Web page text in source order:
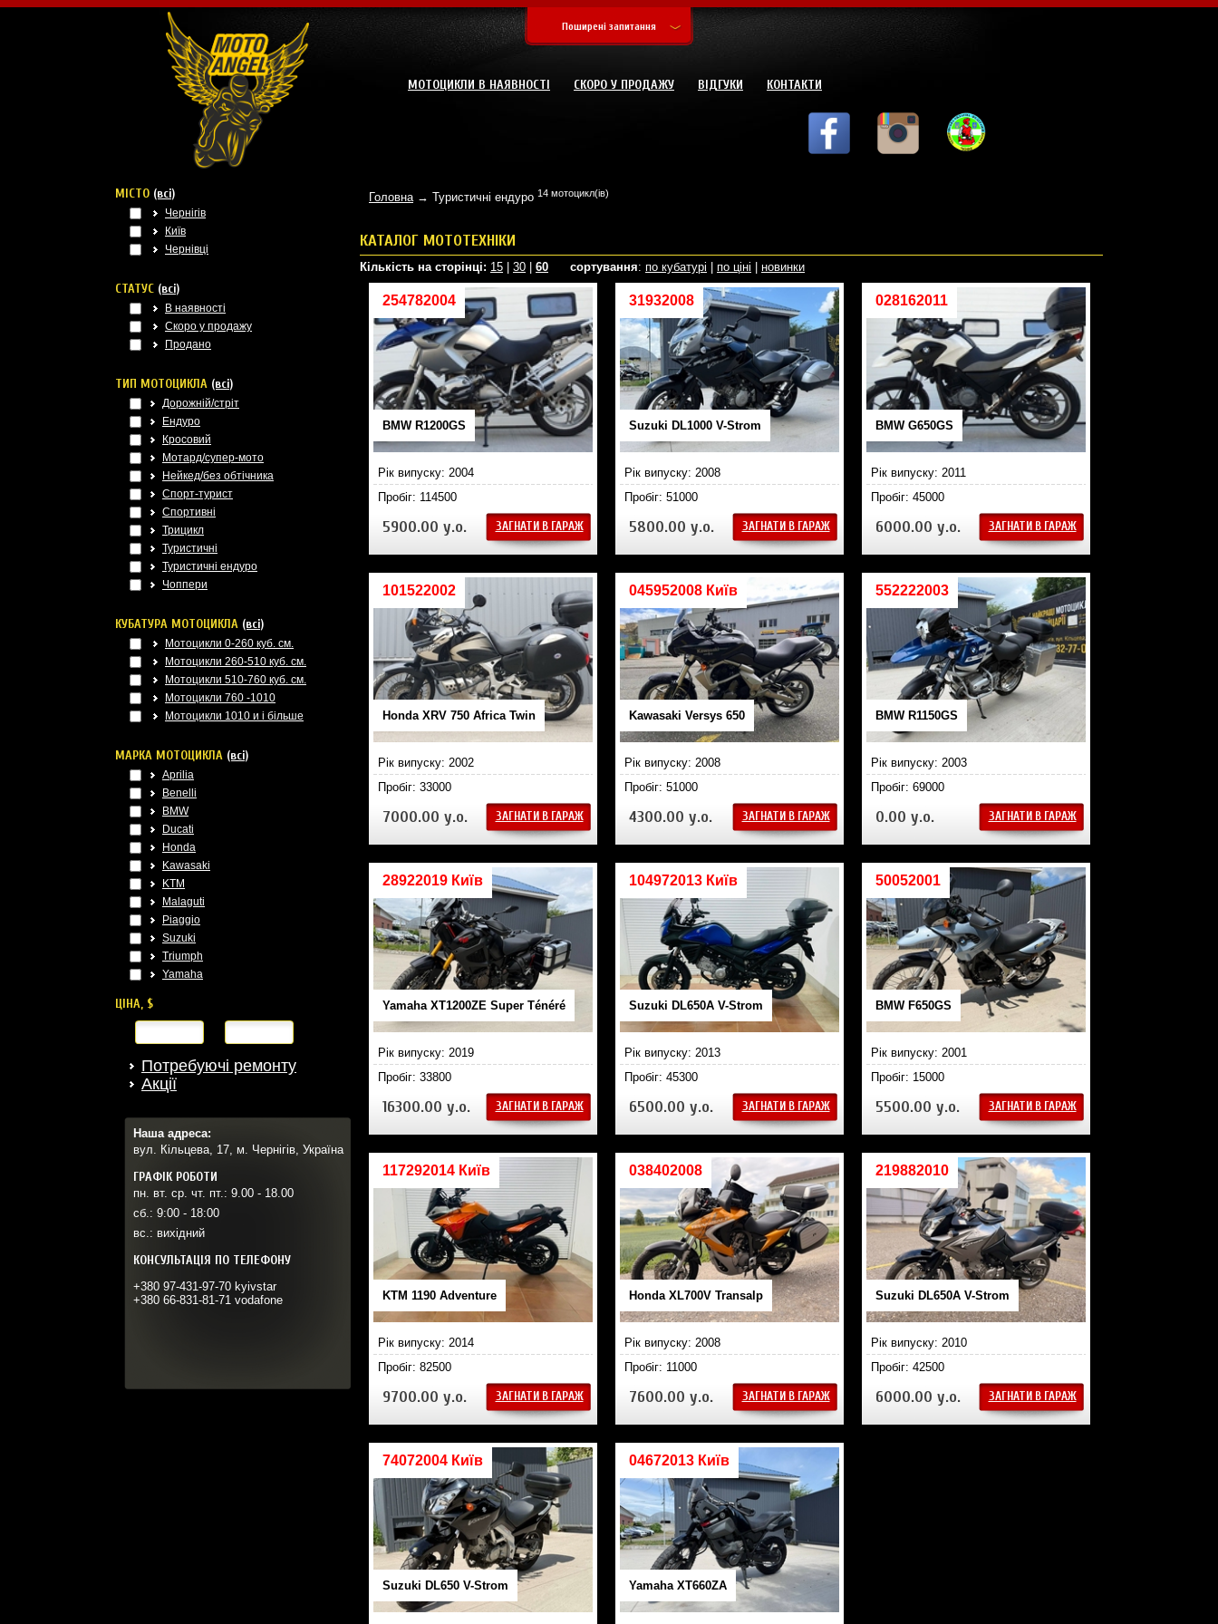
Поширені запитання
МОТОЦИКЛИ В НАЯВНОСТІ СКОРО У ПРОДАЖУ ВІДГУКИ КОНТАКТИ
Головна→ Туристичні ендуро 14 мотоцикл(ів)
КАТАЛОГ МОТОТЕХНІКИ
Кількість на сторінці: 15 30 60 сортування: по кубатурі по ціні новинки
254782004
BMW R1200GS
Рік випуску: 2004
Пробіг: 114500
5900.00 у.о. ЗАГНАТИ В ГАРАЖ
31932008
Suzuki DL1000 V-Strom
Рік випуску: 2008
Пробіг: 51000
5800.00 у.о. ЗАГНАТИ В ГАРАЖ
028162011
BMW G650GS
Рік випуску: 2011
Пробіг: 45000
6000.00 у.о. ЗАГНАТИ В ГАРАЖ
101522002
Honda XRV 750 Africa Twin
Рік випуску: 2002
Пробіг: 33000
7000.00 у.о. ЗАГНАТИ В ГАРАЖ
045952008 Київ
Kawasaki Versys 650
Рік випуску: 2008
Пробіг: 51000
4300.00 у.о. ЗАГНАТИ В ГАРАЖ
552222003
BMW R1150GS
Рік випуску: 2003
Пробіг: 69000
0.00 у.о. ЗАГНАТИ В ГАРАЖ
28922019 Київ
Yamaha XT1200ZE Super Ténéré
Рік випуску: 2019
Пробіг: 33800
16300.00 у.о. ЗАГНАТИ В ГАРАЖ
104972013 Київ
Suzuki DL650A V-Strom
Рік випуску: 2013
Пробіг: 45300
6500.00 у.о. ЗАГНАТИ В ГАРАЖ
50052001
BMW F650GS
Рік випуску: 2001
Пробіг: 15000
5500.00 у.о. ЗАГНАТИ В ГАРАЖ
117292014 Київ
KTM 1190 Adventure
Рік випуску: 2014
Пробіг: 82500
9700.00 у.о. ЗАГНАТИ В ГАРАЖ
038402008
Honda XL700V Transalp
Рік випуску: 2008
Пробіг: 11000
7600.00 у.о. ЗАГНАТИ В ГАРАЖ
219882010
Suzuki DL650A V-Strom
Рік випуску: 2010
Пробіг: 42500
6000.00 у.о. ЗАГНАТИ В ГАРАЖ
74072004 Київ
Suzuki DL650 V-Strom
04672013 Київ
Yamaha XT660ZA
МІСТО (всі)
Чернігів
Київ
Чернівці
СТАТУС (всі)
В наявності
Скоро у продажу
Продано
ТИП МОТОЦИКЛА (всі)
Дорожній/стріт
Ендуро
Кросовий
Мотард/супер-мото
Нейкед/без обтічника
Спорт-турист
Спортивні
Трицикл
Туристичні
Туристичні ендуро
Чоппери
КУБАТУРА МОТОЦИКЛА (всі)
Мотоцикли 0-260 куб. см.
Мотоцикли 260-510 куб. см.
Мотоцикли 510-760 куб. см.
Мотоцикли 760 -1010
Мотоцикли 1010 и і більше
МАРКА МОТОЦИКЛА (всі)
Aprilia
Benelli
BMW
Ducati
Honda
Kawasaki
KTM
Malaguti
Piaggio
Suzuki
Triumph
Yamaha
ЦІНА, $
Потребуючі ремонту
Акції
Наша адреса:
вул. Кільцева, 17, м. Чернігів, Україна
ГРАФІК РОБОТИ
пн. вт. ср. чт. пт.: 9.00 - 18.00
сб.: 9:00 - 18:00
вс.: вихідний
КОНСУЛЬТАЦІЯ ПО ТЕЛЕФОНУ
+380 97-431-97-70 kyivstar
+380 66-831-81-71 vodafone